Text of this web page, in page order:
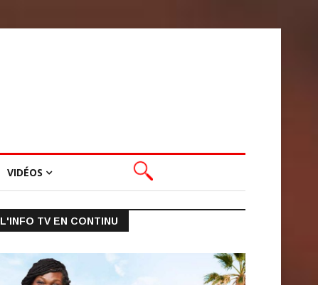
VIDÉOS
L'INFO TV EN CONTINU